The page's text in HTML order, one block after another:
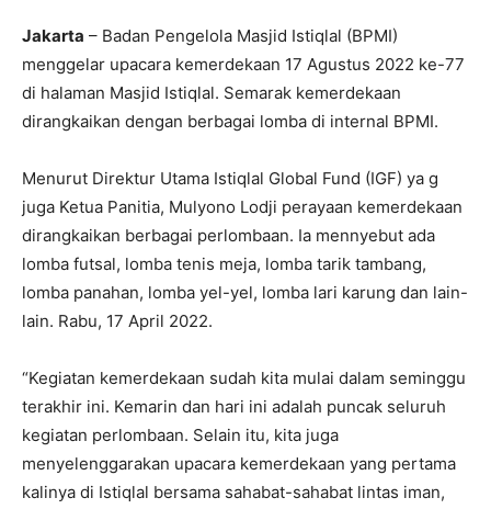
Jakarta – Badan Pengelola Masjid Istiqlal (BPMI)
menggelar upacara kemerdekaan 17 Agustus 2022 ke-77
di halaman Masjid Istiqlal. Semarak kemerdekaan
dirangkaikan dengan berbagai lomba di internal BPMI.
Menurut Direktur Utama Istiqlal Global Fund (IGF) ya g
juga Ketua Panitia, Mulyono Lodji perayaan kemerdekaan
dirangkaikan berbagai perlombaan. Ia mennyebut ada
lomba futsal, lomba tenis meja, lomba tarik tambang,
lomba panahan, lomba yel-yel, lomba lari karung dan lain-
lain. Rabu, 17 April 2022.
“Kegiatan kemerdekaan sudah kita mulai dalam seminggu
terakhir ini. Kemarin dan hari ini adalah puncak seluruh
kegiatan perlombaan. Selain itu, kita juga
menyelenggarakan upacara kemerdekaan yang pertama
kalinya di Istiqlal bersama sahabat-sahabat lintas iman,